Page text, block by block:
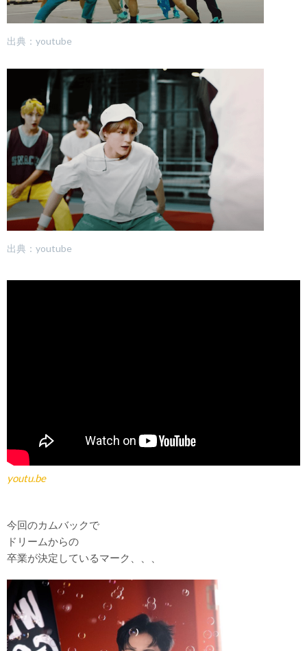
出典：youtube
出典：youtube
youtu.be
今回のカムバックで
ドリームからの
卒業が決定しているマーク、、、